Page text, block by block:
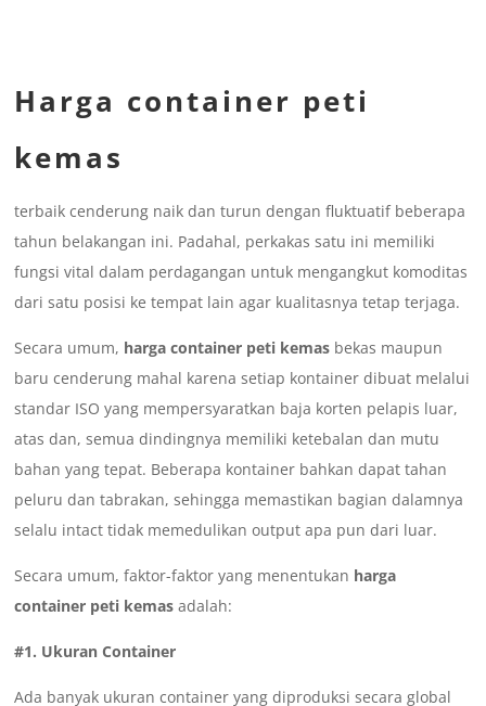
Harga container peti
kemas
terbaik cenderung naik dan turun dengan fluktuatif beberapa
tahun belakangan ini. Padahal, perkakas satu ini memiliki
fungsi vital dalam perdagangan untuk mengangkut komoditas
dari satu posisi ke tempat lain agar kualitasnya tetap terjaga.
Secara umum, harga container peti kemas bekas maupun
baru cenderung mahal karena setiap kontainer dibuat melalui
standar ISO yang mempersyaratkan baja korten pelapis luar,
atas dan, semua dindingnya memiliki ketebalan dan mutu
bahan yang tepat. Beberapa kontainer bahkan dapat tahan
peluru dan tabrakan, sehingga memastikan bagian dalamnya
selalu intact tidak memedulikan output apa pun dari luar.
Secara umum, faktor-faktor yang menentukan harga
container peti kemas adalah:
#1. Ukuran Container
Ada banyak ukuran container yang diproduksi secara global